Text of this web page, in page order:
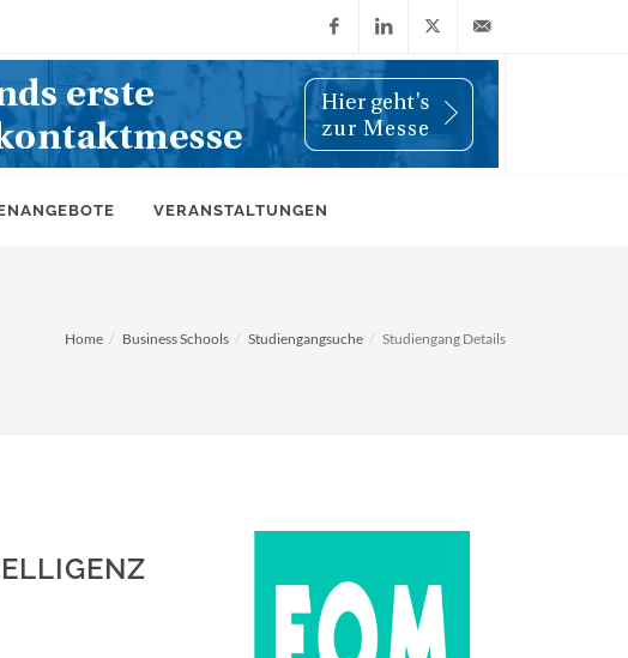
FacebookLinkedIn
X
(Twitter)
info@wiwi-
VERANSTALTUNGEN
Home Business Schools Studiengangsuche Studiengang Details